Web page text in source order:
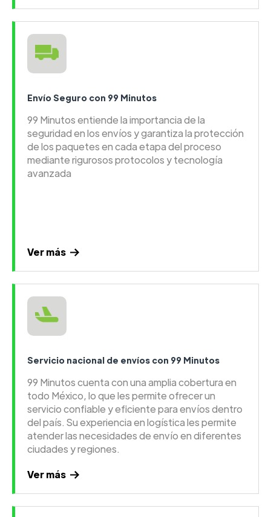
Envío Seguro con 99 Minutos
99 Minutos entiende la importancia de la
seguridad en los envíos y garantiza la protección
de los paquetes en cada etapa del proceso
mediante rigurosos protocolos y tecnología
avanzada
Ver más
Servicio nacional de envíos con 99 Minutos
99 Minutos cuenta con una amplia cobertura en
todo México, lo que les permite ofrecer un
servicio confiable y eficiente para envíos dentro
del país. Su experiencia en logística les permite
atender las necesidades de envío en diferentes
ciudades y regiones.
Ver más